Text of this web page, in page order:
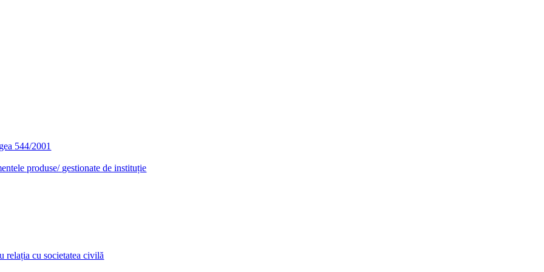
544/2001
produse/ gestionate de instituție
relația cu societatea civilă